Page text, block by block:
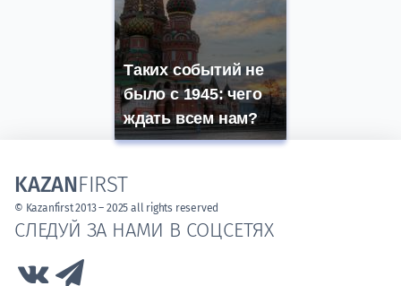
Таких событий не
было с 1945: чего
ждать всем нам?
СЛЕДУЙ ЗА НАМИ В СОЦСЕТЯХ
Link to Vk
KAZANFIRST
© Kazanfirst 2013 – 2025 all rights reserved